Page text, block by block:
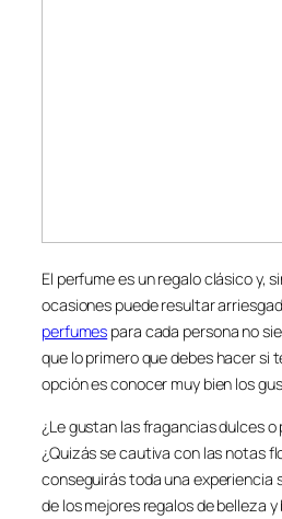
El perfume es un regalo clásico y,
ocasiones puede resultar
perfumes para cada persona no
que lo primero que debes hacer si
opción es conocer muy bien los
¿Le gustan las fragancias dulces
¿Quizás se cautiva con las notas
conseguirás toda una experiencia
de los mejores regalos de belleza